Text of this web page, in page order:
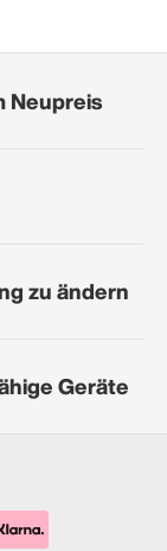
Neupreis
zu ändern
Geräte